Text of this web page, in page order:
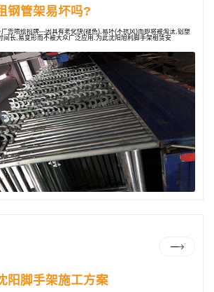
钢管架易坏吗?
告喷绘招牌---因具有老化快(褪色),易坏(不抗风)而即将被淘汰,铝塑
间长,易变形而不被大众广泛应用.为此沈阳旭利脚手架租赁安
阳脚手架施工方案